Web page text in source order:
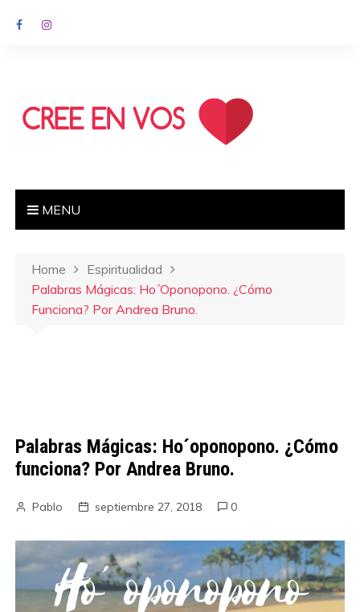
MENU
Home
Espiritualidad
Palabras Mágicas: Ho´oponopono. ¿Cómo
Funciona? Por Andrea Bruno.
Palabras Mágicas: Ho´oponopono. ¿Cómo
funciona? Por Andrea Bruno.
Pablo septiembre 27, 2018 0